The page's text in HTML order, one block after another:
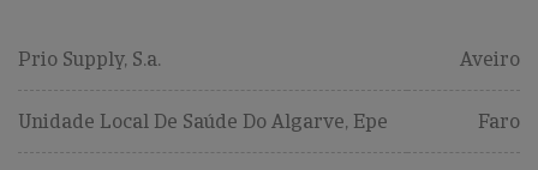
Prio Supply, S.a. Aveiro
Unidade Local De Saúde Do Algarve, Epe Faro